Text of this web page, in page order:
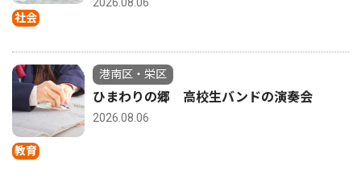
社会
教育
港南区・栄区
ひまわりの郷 高校生バンドの演奏会
2026.08.06